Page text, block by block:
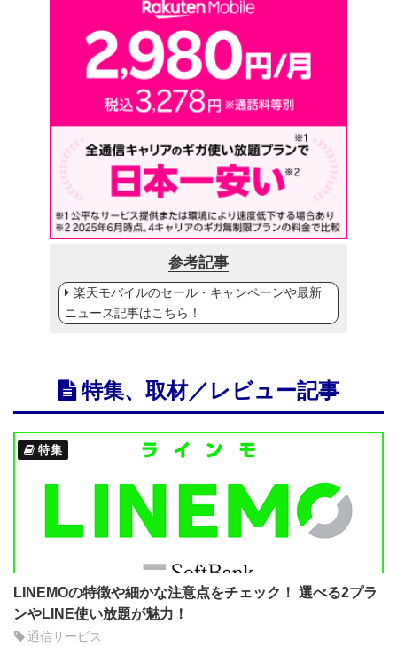
参考記事
楽天モバイルのセール・キャンペーンや最新
ニュース記事はこちら！
特集、取材／レビュー記事
特集
LINEMOの特徴や細かな注意点をチェック！ 選べる2プラ
ンやLINE使い放題が魅力！
通信サービス